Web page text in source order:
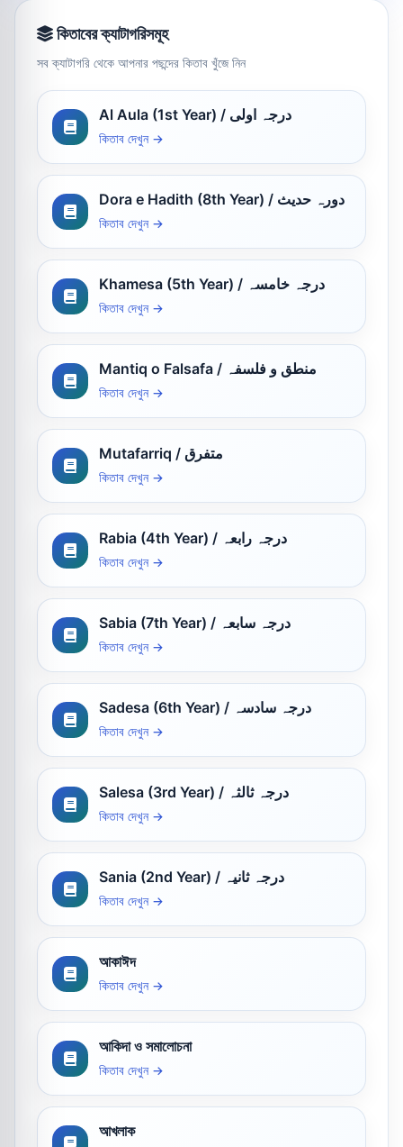
কিতাবের ক্যাটাগরিসমূহ
সব ক্যাটাগরি থেকে আপনার পছন্দের কিতাব খুঁজে নিন
Al Aula (1st Year) / درجہ اولی
কিতাব দেখুন →
Dora e Hadith (8th Year) / دورہ حدیث
কিতাব দেখুন →
Khamesa (5th Year) / درجہ خامسہ
কিতাব দেখুন →
Mantiq o Falsafa / منطق و فلسفہ
কিতাব দেখুন →
Mutafarriq / متفرق
কিতাব দেখুন →
Rabia (4th Year) / درجہ رابعہ
কিতাব দেখুন →
Sabia (7th Year) / درجہ سابعہ
কিতাব দেখুন →
Sadesa (6th Year) / درجہ سادسہ
কিতাব দেখুন →
Salesa (3rd Year) / درجہ ثالثہ
কিতাব দেখুন →
Sania (2nd Year) / درجہ ثانیہ
কিতাব দেখুন →
আকাঈদ
কিতাব দেখুন →
আকিদা ও সমালোচনা
কিতাব দেখুন →
আখলাক